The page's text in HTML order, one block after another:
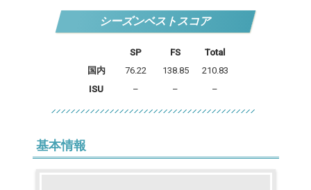
シーズンベストスコア
SP FS
Total
国内
76.22 138.85
210.83
ISU
– – –
基本情報